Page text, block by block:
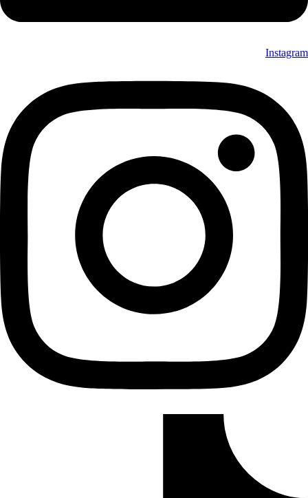
Instagram